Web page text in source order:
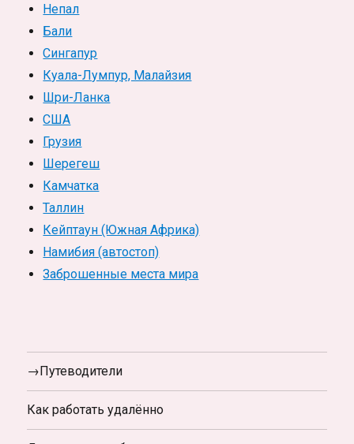
Непал
Бали
Сингапур
Куала-Лумпур, Малайзия
Шри-Ланка
США
Грузия
Шерегеш
Камчатка
Таллин
Кейптаун (Южная Африка)
Намибия (автостоп)
Заброшенные места мира
→Путеводители
Как работать удалённо